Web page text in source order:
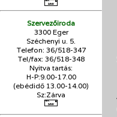
Szervezőiroda
3300 Eger
Széchenyi u. 5.
Telefon: 36/518-347
Tel/fax: 36/518-348
Nyitva tartás:
H-P:9.00-17.00
(ebédidő 13.00-14.00)
Sz:Zárva